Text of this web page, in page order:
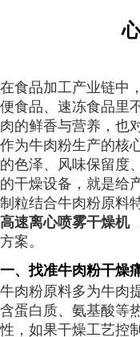
在食品加工产业链中
便食品、速冻食品里
肉的鲜香与营养，也
作为牛肉粉生产的核
的色泽、风味保留度
的干燥设备，就是给
制粒结合牛肉粉原料
高速离心喷雾干燥机
方案。
一、找准牛肉粉干燥
牛肉粉原料多为牛肉
含蛋白质、氨基酸等
性，如果干燥工艺控